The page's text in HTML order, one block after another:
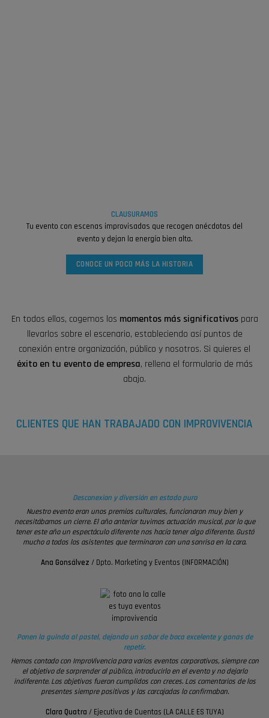
CLAUSURAMOS
Tu evento con escenas improvisadas que recogen anécdotas del
evento y dejan la energía bien alta.
CONOCE UN POCO MÁS LA HISTORIA
En todos ellos, cogemos los momentos más significativospara
llevarlos sobre el escenario, estableciendo así puntos de
conexión entre organización, público y nosotros. Si quieres el
éxito en tu evento de empresa, rellena el formulario de más
abajo.
CLIENTES QUE HAN TRABAJADO CON IMPROVIVENCIA
Desconexion y diversión en estado puro
Nuestro evento eran unos premios culturales, funcionaron muy bien y
necesitábamos un cierre. El año anterior tuvimos actuación musical, por lo que
tener este año un espectáculo diferente nos hacía tener algo diferente. Gustó
mucho a todos los asistentes que terminaron con una sonrisa en la cara.
Ana Gonsálvez / Dpto. Marketing y Eventos (INFORMACIÓN)
Ponen la guinda al pastel, dejando un sabor de boca excelente y ganas de
repetir.
Hemos contado con ImproVivencia para varios eventos corporativos, siempre con
el objetivo de sorprender al público, introducirlo en el evento y no dejarlo
indiferente. Los objetivos fueron cumplidos con creces. Los comentarios de los
presentes siempre positivos y las carcajadas lo confirmaban.
Clara Quatra / Ejecutiva de Cuentas (LA CALLE ES TUYA)